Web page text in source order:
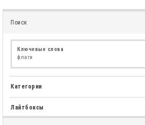
Поиск
Ключевые слова
флаги
Категории
Лайтбоксы